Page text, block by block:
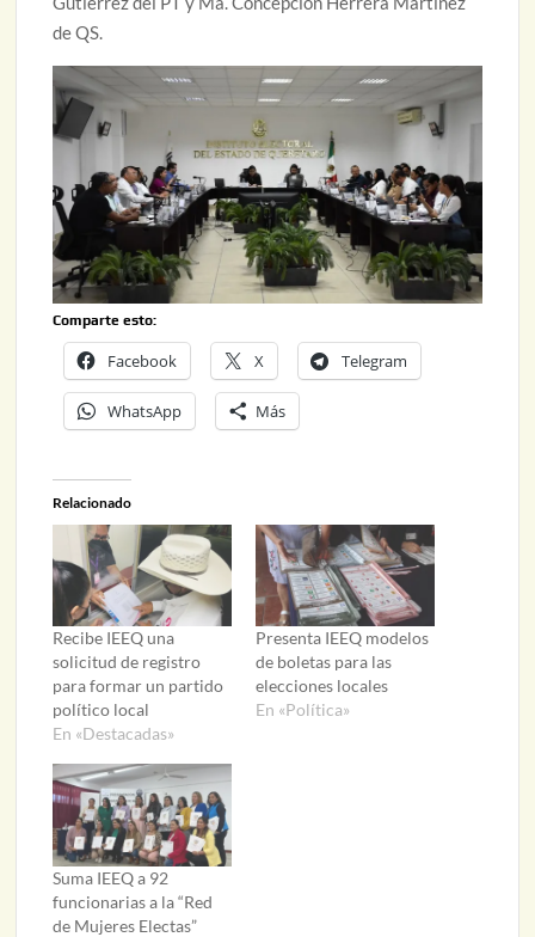
de QS.
Comparte esto:
Facebook X Telegram
WhatsApp Más
Relacionado
Recibe IEEQ una
solicitud de registro
para formar un partido
político local
En «Destacadas»
Presenta IEEQ modelos
de boletas para las
elecciones locales
En «Política»
Suma IEEQ a 92
funcionarias a la “Red
de Mujeres Electas”